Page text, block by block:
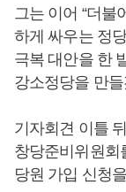
그는 이어 “더불
하게 싸우는 정
극복 대안을 한
강소정당을 만
기자회견 이틀
창당준비위원회
당원 가입 신청